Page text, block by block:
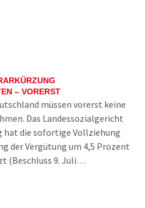
– VORERST
müssen vorerst keine
Das Landessozialgericht
hat die sofortige Vollziehung
der Vergütung um 4,5 Prozent
(Beschluss 9. Juli…